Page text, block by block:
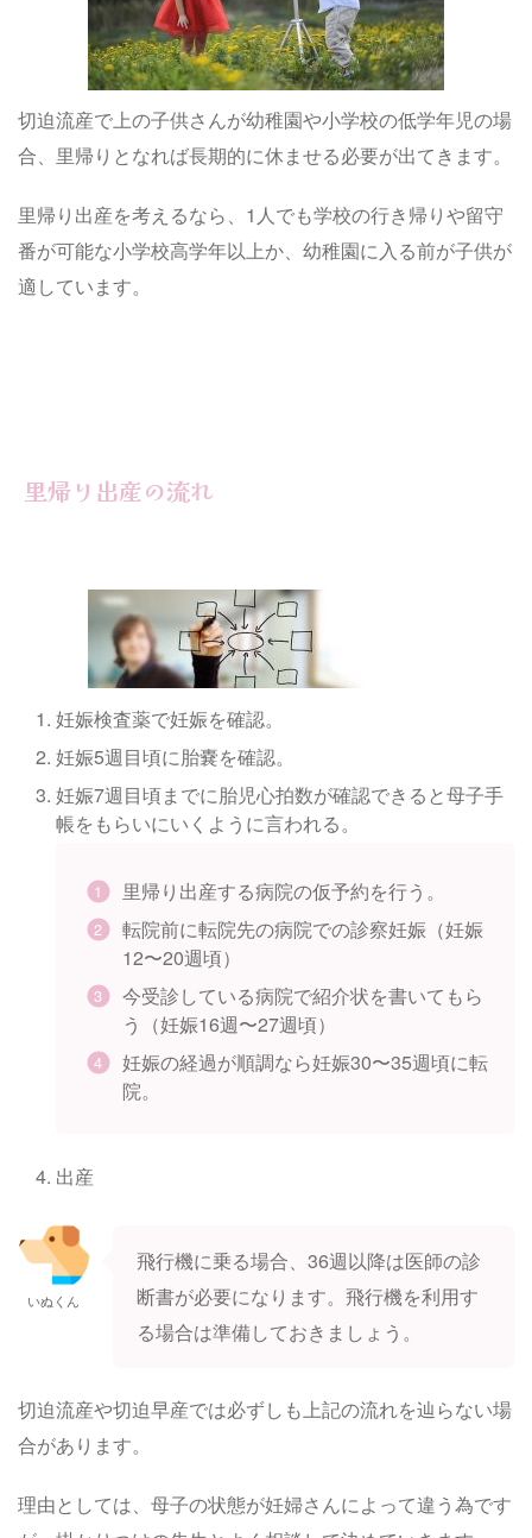
切迫流産で上の子供さんが幼稚園や小学校の低学年児の場
合、里帰りとなれば長期的に休ませる必要が出てきます。
里帰り出産を考えるなら、1人でも学校の行き帰りや留守
番が可能な小学校高学年以上か、幼稚園に入る前が子供が
適しています。
里帰り出産の流れ
妊娠検査薬で妊娠を確認。
妊娠5週目頃に胎嚢を確認。
妊娠7週目頃までに胎児心拍数が確認できると母子手
帳をもらいにいくように言われる。
里帰り出産する病院の仮予約を行う。
転院前に転院先の病院での診察妊娠（妊娠
12〜20週頃）
今受診している病院で紹介状を書いてもら
う（妊娠16週〜27週頃）
妊娠の経過が順調なら妊娠30〜35週頃に転
院。
出産
いぬくん
飛行機に乗る場合、36週以降は医師の診
断書が必要になります。飛行機を利用す
る場合は準備しておきましょう。
切迫流産や切迫早産では必ずしも上記の流れを辿らない場
合があります。
理由としては、母子の状態が妊婦さんによって違う為です